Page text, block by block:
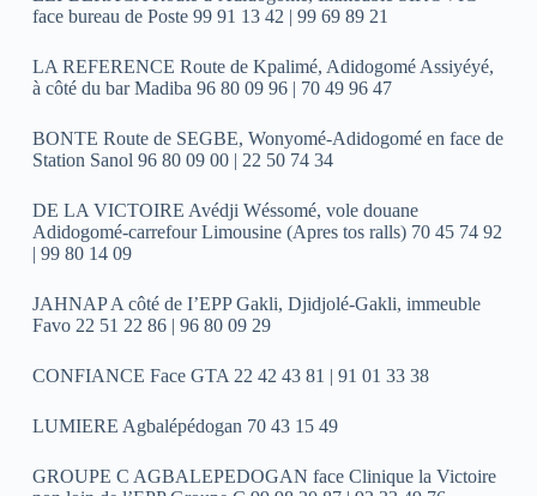
face bureau de Poste 99 91 13 42 | 99 69 89 21
LA REFERENCE Route de Kpalimé, Adidogomé Assiyéyé,
à côté du bar Madiba 96 80 09 96 | 70 49 96 47
BONTE Route de SEGBE, Wonyomé-Adidogomé en face de
Station Sanol 96 80 09 00 | 22 50 74 34
DE LA VICTOIRE Avédji Wéssomé, vole douane
Adidogomé-carrefour Limousine (Apres tos ralls) 70 45 74 92
| 99 80 14 09
JAHNAP A côté de I’EPP Gakli, Djidjolé-Gakli, immeuble
Favo 22 51 22 86 | 96 80 09 29
CONFIANCE Face GTA 22 42 43 81 | 91 01 33 38
LUMIERE Agbalépédogan 70 43 15 49
GROUPE C AGBALEPEDOGAN face Clinique la Victoire